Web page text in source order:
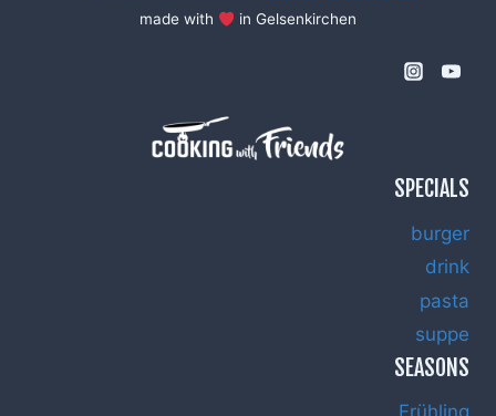
made with
in Gelsenkirchen
SPECIALS
burger
drink
pasta
suppe
SEASONS